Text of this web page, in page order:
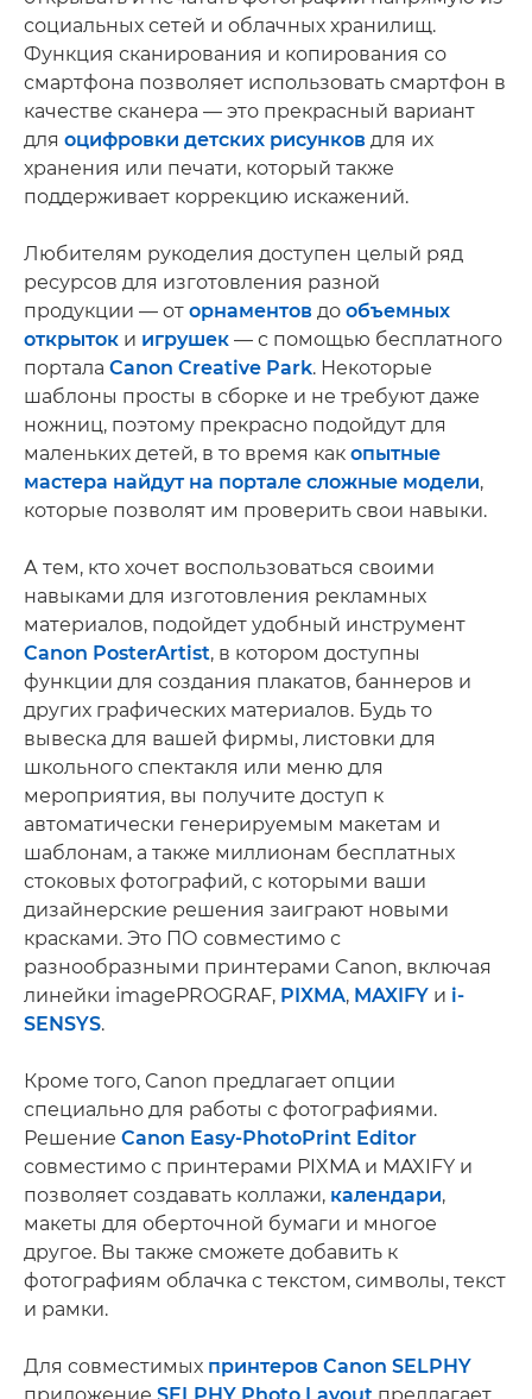
социальных сетей и облачных хранилищ.
Функция сканирования и копирования со
смартфона позволяет использовать смартфон в
качестве сканера — это прекрасный вариант
для оцифровки детских рисунков для их
хранения или печати, который также
поддерживает коррекцию искажений.
Любителям рукоделия доступен целый ряд
ресурсов для изготовления разной
продукции — от орнаментов до объемных
открыток и игрушек — с помощью бесплатного
портала Canon Creative Park. Некоторые
шаблоны просты в сборке и не требуют даже
ножниц, поэтому прекрасно подойдут для
маленьких детей, в то время как опытные
мастера найдут на портале сложные модели,
которые позволят им проверить свои навыки.
А тем, кто хочет воспользоваться своими
навыками для изготовления рекламных
материалов, подойдет удобный инструмент
Canon PosterArtist, в котором доступны
функции для создания плакатов, баннеров и
других графических материалов. Будь то
вывеска для вашей фирмы, листовки для
школьного спектакля или меню для
мероприятия, вы получите доступ к
автоматически генерируемым макетам и
шаблонам, а также миллионам бесплатных
стоковых фотографий, с которыми ваши
дизайнерские решения заиграют новыми
красками. Это ПО совместимо с
разнообразными принтерами Canon, включая
линейки imagePROGRAF, PIXMA, MAXIFY и i-
SENSYS.
Кроме того, Canon предлагает опции
специально для работы с фотографиями.
Решение Canon Easy-PhotoPrint Editor
совместимо с принтерами PIXMA и MAXIFY и
позволяет создавать коллажи, календари,
макеты для оберточной бумаги и многое
другое. Вы также сможете добавить к
фотографиям облачка с текстом, символы, текст
и рамки.
Для совместимых принтеров Canon SELPHY